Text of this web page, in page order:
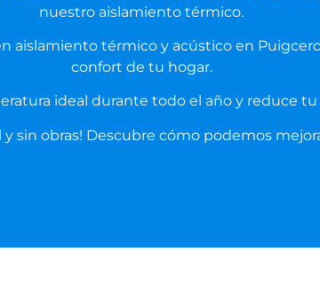
nuestro aislamiento térmico.
aislamiento térmico y acústico en
confort de tu hogar.
ideal durante todo el año y reduce
y sin obras! Descubre cómo podemos